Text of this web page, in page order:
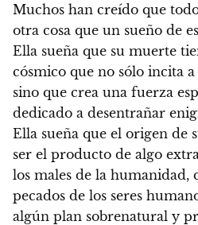
Muchos han creído que
otra cosa que un sueño de
Ella sueña que su muerte
cósmico que no sólo incita
sino que crea una fuerza
dedicado a desentrañar
Ella sueña que el origen de
ser el producto de algo
los males de la humanidad,
pecados de los seres
algún plan sobrenatural y